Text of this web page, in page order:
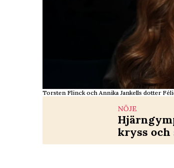
Torsten Flinck och Annika Jankells dotter
NÖJE
kryss och